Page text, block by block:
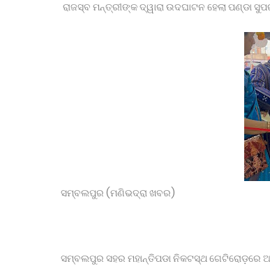
୮୦ ତମ ସ୍ବାଧିନତା ଦିବସ ପାଳନ ପାଇଁ ପ୍ରସ୍ତୁତି
ଜାତୀୟ ସ୍ତରର ପ୍ରତିଯୋଗିତାରେ ଓଡ଼ିଶା ପୋଲିସ
ହାଉସ କିପିଙ୍ଗ୍ ଫେଡେରେସନ୍ ବ୍ରହ୍ମପୁର ଜୋନର
ଆଠଗଡ ରେ 1983 ବ୍ୟାଚ ତରଫରୁ ବିଶ୍ୱ ବନ୍ଧୁତା
ସାପ କାମୁଡ଼ାରେ ନାବାଳିକାଙ୍କ ମୃତ୍ୟୁ, ପୋଲିସ
ଆବାସିକ ବିଦ୍ୟାଳୟରେ ହିଂସା! ନଡ଼ିଆ ବାହୁଙ୍ଗା
ରାଜସ୍ବ ମନ୍ତ୍ରୀଙ୍କ ଦ୍ୱାରା ଉଦଘାଟନ ହେଲା ପଣ୍ଡା
ସମ୍ବଲପୁର (ମଣିଭଦ୍ରା ଖବର)
ସମ୍ବଲପୁର ସହର ମହାନ୍ତିପଡା ନିକଟସ୍ଥ ଗେଟିରୋଡ଼ରେ ଆଜି